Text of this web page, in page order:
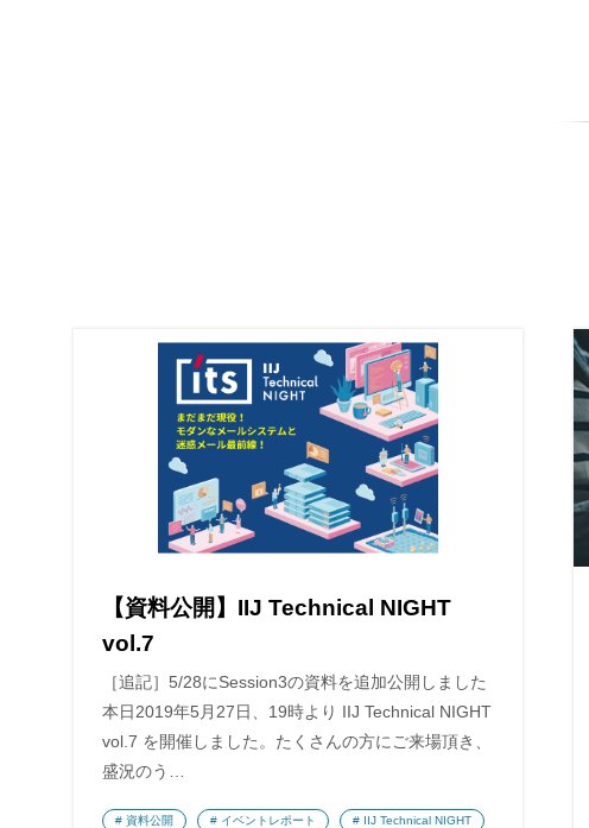
【資料公開】IIJ Technical NIGHT
vol.7
［追記］5/28にSession3の資料を追加公開しました
本日2019年5月27日、19時より IIJ Technical NIGHT
vol.7 を開催しました。たくさんの方にご来場頂き、
盛況のう…
資料公開 イベントレポート IIJ Technical NIGHT